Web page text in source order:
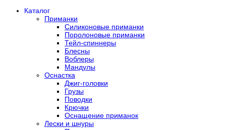
Каталог
Приманки
Силиконовые приманки
Поролоновые приманки
Тейл-спиннеры
Блесны
Воблеры
Мандулы
Оснастка
Джиг-головки
Грузы
Поводки
Крючки
Оснащение приманок
Лески и шнуры